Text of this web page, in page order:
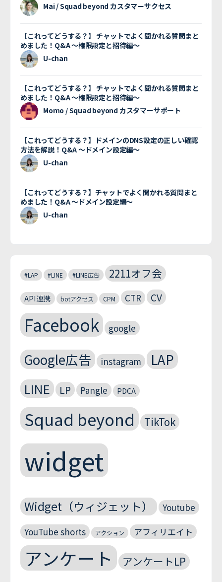
Mai / Squad beyond カスタマーサクセス
【これってどうする？】 チャットでよく聞かれる質問まと
めました！Q&A 〜権限設定と招待編〜
U-chan
【これってどうする？】 チャットでよく聞かれる質問まと
めました！Q&A 〜権限設定と招待編〜
Momo / Squad beyond カスタマーサポート
【これってどうする？】ドメインのDNS設定の正しい確認
方法を解説！Q&A 〜ドメイン設定編〜
U-chan
【これってどうする？】チャットでよく聞かれる質問まと
めました！Q&A 〜ドメイン設定編〜
U-chan
#LAP #LINE #LINE広告 2211オフ会
API連携 botアクセス CPM CTR CV
Facebook google
Google広告 instagram LAP
LINE LP Pangle PDCA
Squad beyond TikTok
widget
Widget（ウィジェット）
Youtube
YouTube shorts
アクション アフィリエイト
アンケート アンケートLP